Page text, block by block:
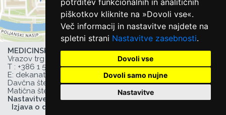
potrditev funkcionalnih in analitičnih
piškotkov kliknite na »Dovoli vse«.
Več informacij in nastavitve najdete na
spletni strani Nastavitve zasebnosti.
Dovoli vse
Dovoli samo nujne
Nastavitve
MEDICINSKA FAKULTETA UL,
Vrazov trg 2, 1000 Ljubljana, Slovenija,
T : +386 1 543 77 00, F: +386 1 543 77 01,
E: dekanat@mf.uni-lj.si
Davčna številka UL MF: 44752385,
Matična številka UL MF: 1627066
Nastavitve zasebnosti
Izjava o dostopnosti